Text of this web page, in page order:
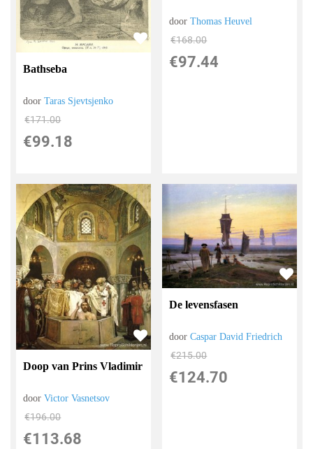
Bathseba
doorTaras Sjevtsjenko
€171.00
€99.18
doorThomas Heuvel
€168.00
€97.44
Doop van Prins Vladimir
doorVictor Vasnetsov
€196.00
€113.68
De levensfasen
doorCaspar David Friedrich
€215.00
€124.70